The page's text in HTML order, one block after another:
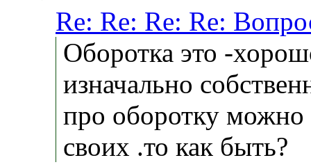
Re: Re: Re: Re:
Оборотка это -
изначально
про оборотку можно
своих .то как быть?